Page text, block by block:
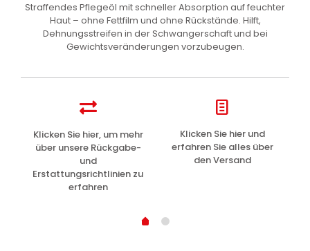
250
Menge
Straffendes Pflegeöl mit schneller Absorption auf feuchter
Haut – ohne Fettfilm und ohne Rückstände. Hilft,
Dehnungsstreifen in der Schwangerschaft und bei
Gewichtsveränderungen vorzubeugen.
Klicken Sie hier, um mehr
über unsere Rückgabe-
und
Erstattungsrichtlinien zu
erfahren
Klicken Sie hier und
erfahren Sie alles über
den Versand